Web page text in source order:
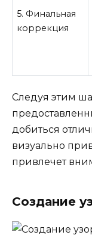
5. Финальная
коррекция
Следуя этим
добиться
визуально
привлечет
Создание